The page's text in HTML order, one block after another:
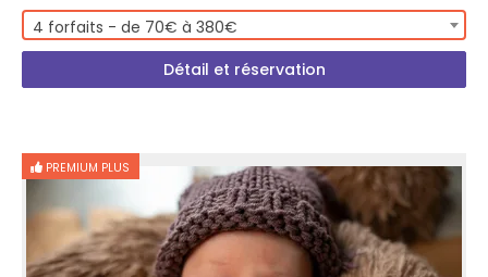
4 forfaits - de 70€ à 380€
Détail et réservation
PREMIUM PLUS